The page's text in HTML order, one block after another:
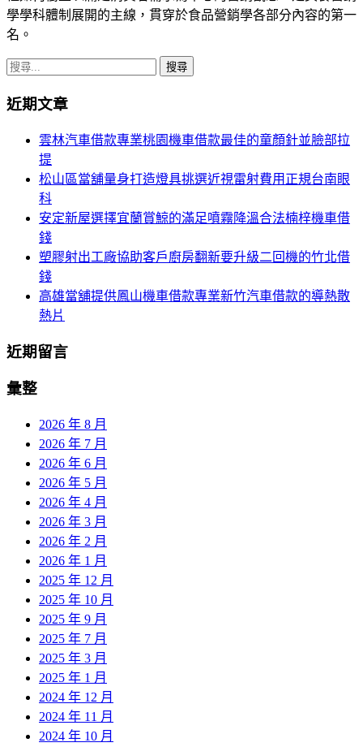
學學科體制展開的主線，貫穿於食品營銷學各部分內容的第一
名。
搜
關
近期文章
雲林汽車借款專業桃園機車借款最佳的童顏針並臉部拉
提
松山區當舖量身打造燈具挑選近視雷射費用正規台南眼
科
安定新屋選擇宜蘭賞鯨的滿足噴霧降溫合法楠梓機車借
錢
塑膠射出工廠協助客戶廚房翻新要升級二回機的竹北借
錢
高雄當舖提供鳳山機車借款專業新竹汽車借款的導熱散
熱片
近期留言
彙整
2026 年 8 月
2026 年 7 月
2026 年 6 月
2026 年 5 月
2026 年 4 月
2026 年 3 月
2026 年 2 月
2026 年 1 月
2025 年 12 月
2025 年 10 月
2025 年 9 月
2025 年 7 月
2025 年 3 月
2025 年 1 月
2024 年 12 月
2024 年 11 月
2024 年 10 月